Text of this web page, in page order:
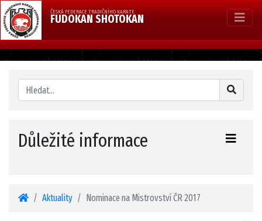
ČESKÁ FEDERACE TRADIČNÍHO KARATE
FUDOKAN SHOTOKAN
Důležité informace
Aktuality Nominace na Mistrovství ČR 2017